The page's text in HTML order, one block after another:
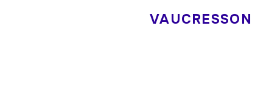
VAUCRESSON